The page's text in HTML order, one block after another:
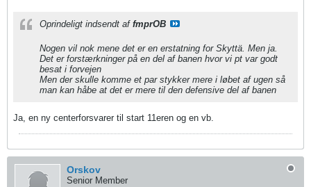
Oprindeligt indsendt af fmprOB
Nogen vil nok mene det er en erstatning for Skyttä. Men ja.
Det er forstærkninger på en del af banen hvor vi pt var godt
besat i forvejen
Men der skulle komme et par stykker mere i løbet af ugen så
man kan håbe at det er mere til den defensive del af banen
Ja, en ny centerforsvarer til start 11eren og en vb.
Orskov
Senior Member